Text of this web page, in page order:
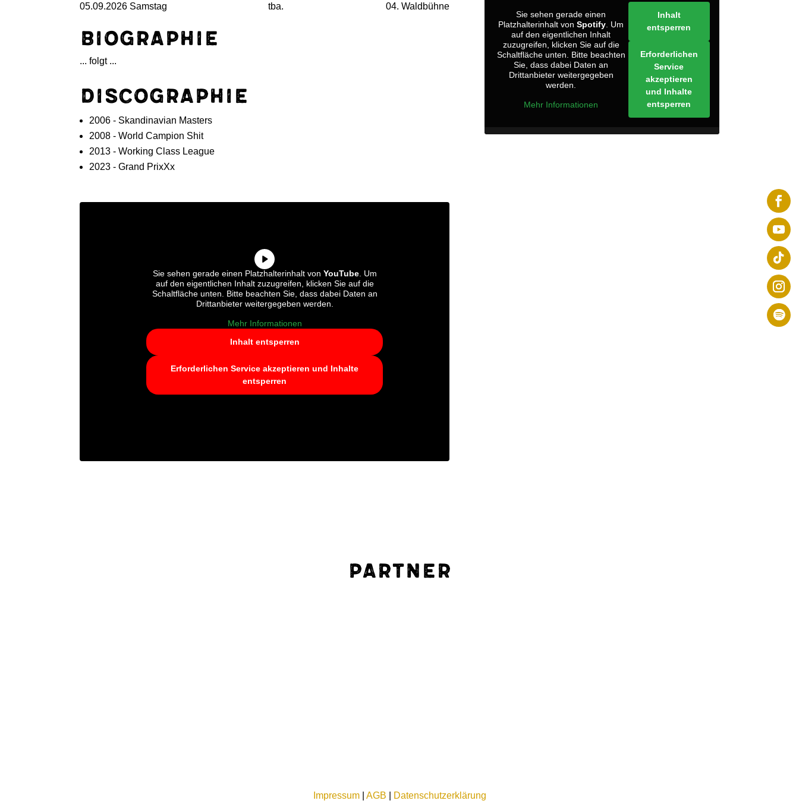
05.09.2026 Samstag
tba.
04. Waldbühne
Biographie
... folgt ...
Discographie
2006 - Skandinavian Masters
2008 - World Campion Shit
2013 - Working Class League
2023 - Grand PrixXx
Sie sehen gerade einen Platzhalterinhalt von YouTube. Um
auf den eigentlichen Inhalt zuzugreifen, klicken Sie auf die
Schaltfläche unten. Bitte beachten Sie, dass dabei Daten an
Drittanbieter weitergegeben werden.
Mehr Informationen
Inhalt entsperren
Erforderlichen Service akzeptieren und Inhalte
entsperren
Sie sehen gerade einen
Platzhalterinhalt vonSpotify . Um
auf den eigentlichen Inhalt
zuzugreifen, klicken Sie auf die
Schaltfläche unten. Bitte beachten
Sie, dass dabei Daten an
Drittanbieter weitergegeben
werden.
Mehr Informationen
Inhalt
entsperren
Erforderlichen
Service
akzeptieren
und Inhalte
entsperren
Partner
Impressum| AGB Datenschutzerklärung